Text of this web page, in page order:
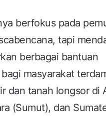
berfokus pada
tapi
berbagai bantuan
masyarakat
dan tanah longsor di
(Sumut), dan